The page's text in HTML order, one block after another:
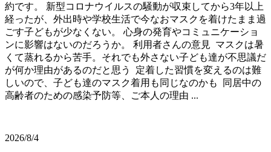
約です。 新型コロナウイルスの騒動が収束してから3年以上
経ったが、外出時や学校生活で今なおマスクを着けたまま過
ごす子どもが少なくない。 心身の発育やコミュニケーショ
ンに影響はないのだろうか。 利用者さんの意見 マスクは暑
くて蒸れるから苦手。それでも外さない子ども達が不思議だ
が何か理由があるのだと思う 定着した習慣を変えるのは難
しいので、子ども達のマスク着用も同じなのかも 同居中の
高齢者のための感染予防等、ご本人の理由 ...
2026/8/4